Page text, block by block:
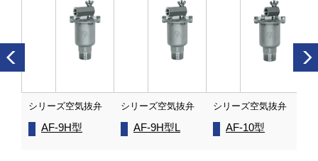
シリーズ空気抜弁
AF-9H型
シリーズ空気抜弁
AF-9H型L
シリーズ空気抜弁
AF-10型